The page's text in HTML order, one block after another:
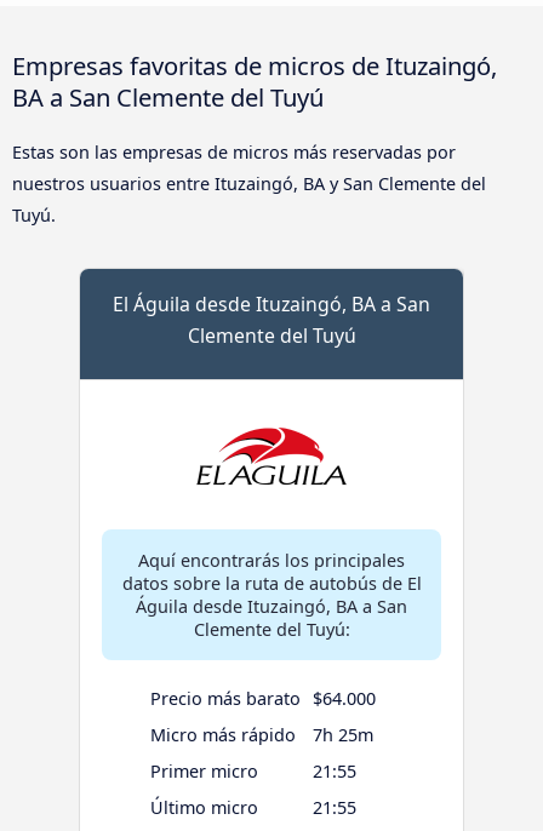
Empresas favoritas de micros de Ituzaingó,
BA a San Clemente del Tuyú
Estas son las empresas de micros más reservadas por
nuestros usuarios entre Ituzaingó, BA y San Clemente del
Tuyú.
El Águila desde Ituzaingó, BA a San
Clemente del Tuyú
Aquí encontrarás los principales
datos sobre la ruta de autobús de El
Águila desde Ituzaingó, BA a San
Clemente del Tuyú:
Precio más barato
$64.000
Micro más rápido
7h 25m
Primer micro
21:55
Último micro
21:55